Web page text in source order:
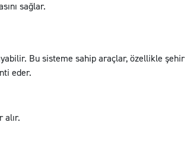
sağlar.
Bu sisteme sahip araçlar, özellikle
eder.
alır.